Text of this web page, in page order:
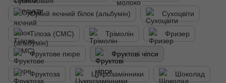
Сухий яєчний білок (альбумін) Сухоцвіти
Тілоза (СМС) Трімолін Фризер
Фруктове пюре Фруктові чіпси
Фруктоза Цукрозамінники Шоколад